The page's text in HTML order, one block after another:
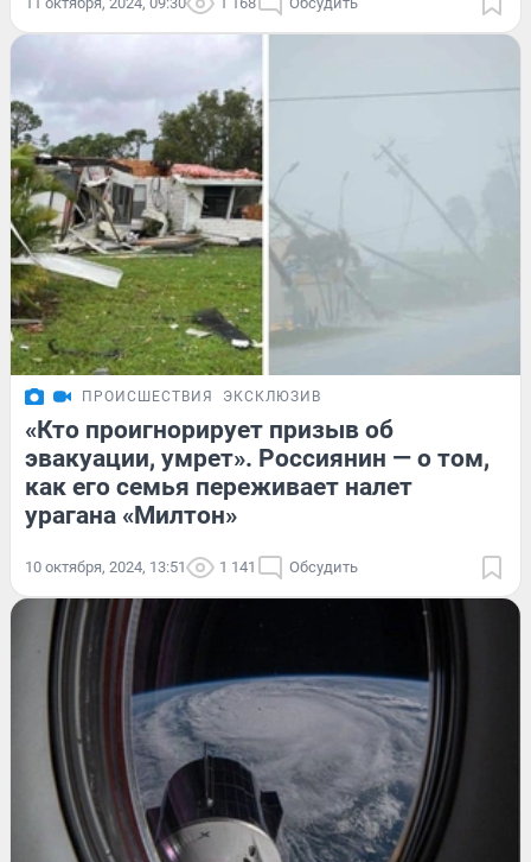
ПРОИСШЕСТВИЯ ЭКСКЛЮЗИВ
«Кто проигнорирует призыв об
эвакуации, умрет». Россиянин — о том,
как его семья переживает налет
урагана «Милтон»
10 октября, 2024, 13:51 1 141 Обсудить